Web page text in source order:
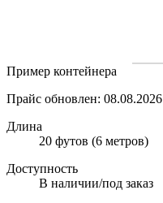
Пример контейнера
Прайс обновлен: 08.08.2026
Длина
20 футов (6 метров)
Доступность
В наличии/под заказ